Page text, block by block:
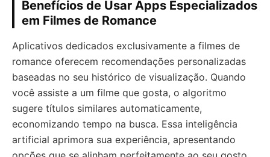
Benefícios de Usar Apps Especializados
em Filmes de Romance
Aplicativos dedicados exclusivamente a filmes de
romance oferecem recomendações personalizadas
baseadas no seu histórico de visualização. Quando
você assiste a um filme que gosta, o algoritmo
sugere títulos similares automaticamente,
economizando tempo na busca. Essa inteligência
artificial aprimora sua experiência, apresentando